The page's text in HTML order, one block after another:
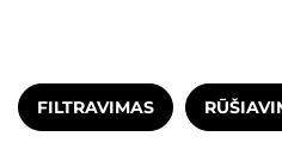
FILTRAVIMAS